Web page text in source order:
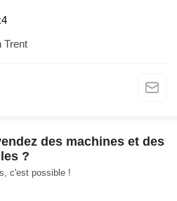
Trent
des machines et des
?
c'est possible !